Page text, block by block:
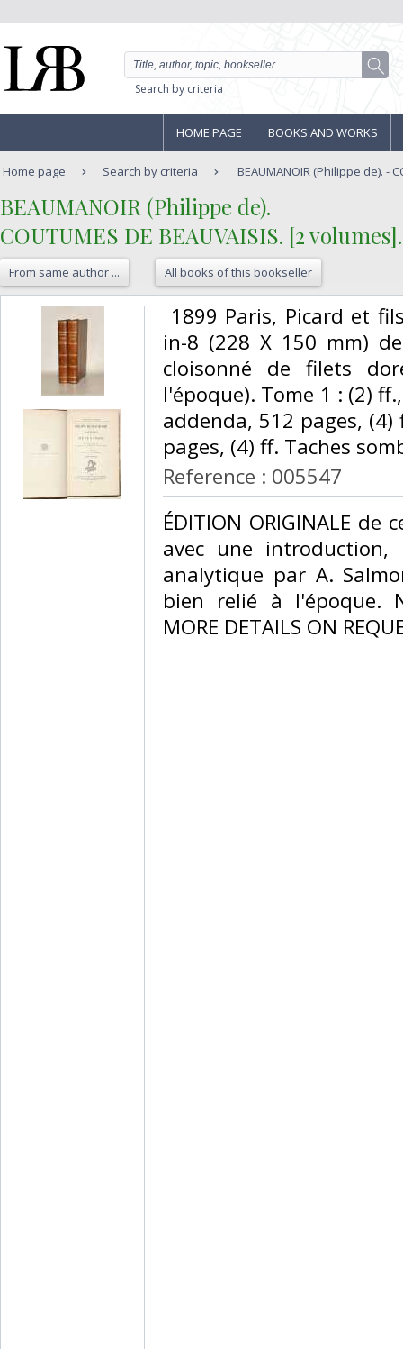
Search by criteria
HOME PAGE BOOKS AND WORKS
Home page Search by criteria BEAUMANOIR (Philippe de). -
‎BEAUMANOIR (Philippe de).‎
‎COUTUMES DE BEAUVAISIS. [2 volumes].‎
From same author ... All books of this bookseller
1899 Paris, Picard et
in-8 (228 X 150 mm)
cloisonné de filets
l'époque). Tome 1 : (2)
addenda, 512 pages,
pages, (4) ff. Taches
Reference : 005547
‎ÉDITION ORIGINALE
avec une
analytique par A.
bien relié à l'époque.
MORE DETAILS ON